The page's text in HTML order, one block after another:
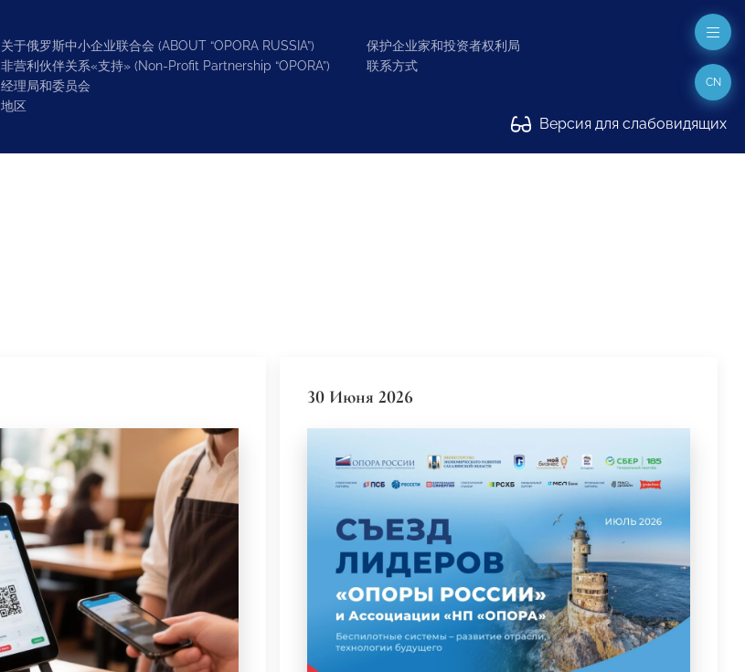
关于俄罗斯中小企业联合会 (ABOUT “OPORA RUSSIA”)
非营利伙伴关系«支持» (Non-Profit Partnership “OPORA”)
经理局和委员会
地区
保护企业家和投资者权利局
联系方式
Версия для слабовидящих
CN
30 Июня 2026